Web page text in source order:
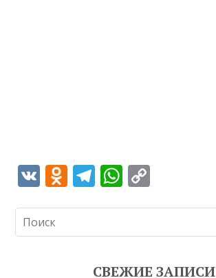
V O
o
T
gr
a
W
s
A
y
Li
СВЕЖИЕ ЗАПИСИ